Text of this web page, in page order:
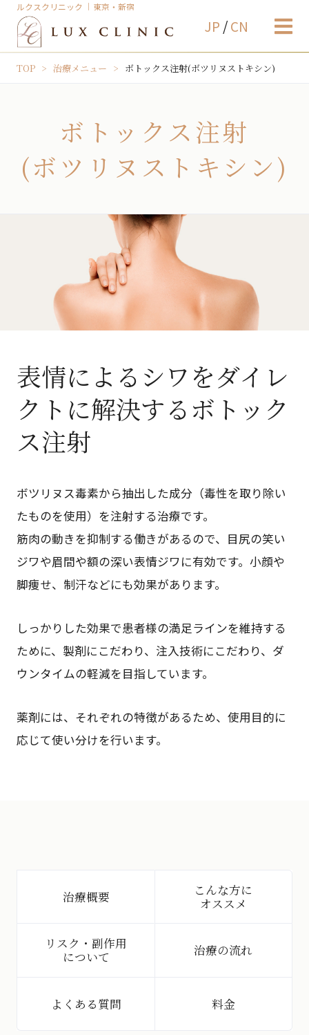
ルクスクリニック ｜東京・新宿
JP /CN
TOP 治療メニュー ボトックス注射(ボツリヌストキシン)
ボトックス注射
(ボツリヌストキシン)
表情によるシワをダイレ
クトに解決するボトック
ス注射
ボツリヌス毒素から抽出した成分（毒性を取り除い
たものを使用）を注射する治療です。
筋肉の動きを抑制する働きがあるので、目尻の笑い
ジワや眉間や額の深い表情ジワに有効です。小顔や
脚痩せ、制汗などにも効果があります。
しっかりした効果で患者様の満足ラインを維持する
ために、製剤にこだわり、注入技術にこだわり、ダ
ウンタイムの軽減を目指しています。
薬剤には、それぞれの特徴があるため、使用目的に
応じて使い分けを行います。
治療概要
こんな方に
オススメ
リスク・副作用
について
治療の流れ
よくある質問 料金